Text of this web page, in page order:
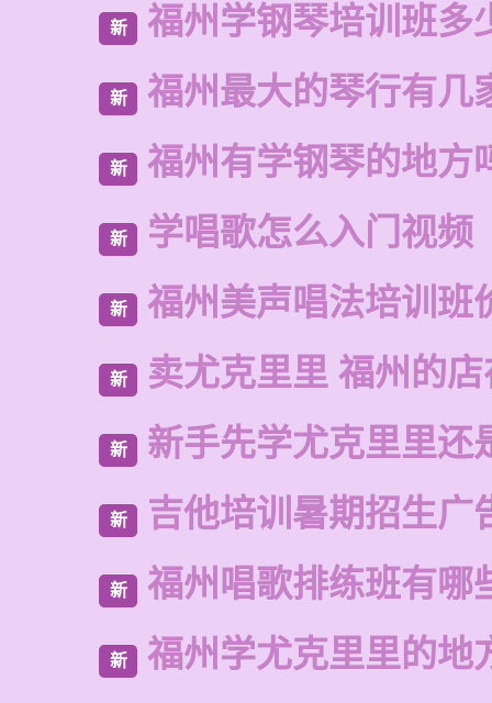
新 福州学钢琴培训班多
新 福州最大的琴行有几
新 福州有学钢琴的地方
新 学唱歌怎么入门视频
新 福州美声唱法培训班
新 卖尤克里里 福州的
新 新手先学尤克里里还
新 吉他培训暑期招生广
新 福州唱歌排练班有哪
新 福州学尤克里里的地